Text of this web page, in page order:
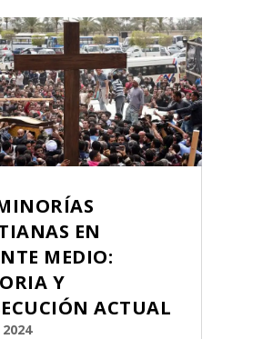
EN
MEDIO:
Y
ACTUAL